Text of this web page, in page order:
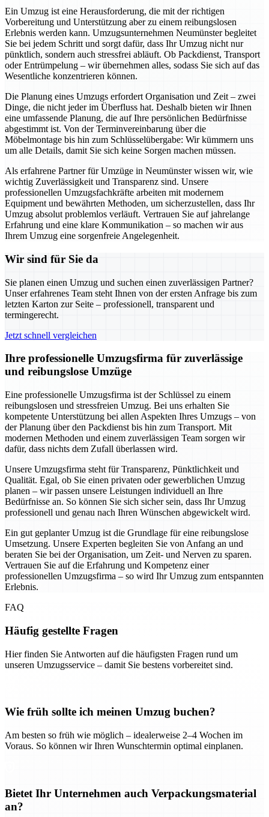
Ein Umzug ist eine Herausforderung, die mit der richtigen
Vorbereitung und Unterstützung aber zu einem reibungslosen
Erlebnis werden kann. Umzugsunternehmen Neumünster begleitet
Sie bei jedem Schritt und sorgt dafür, dass Ihr Umzug nicht nur
pünktlich, sondern auch stressfrei abläuft. Ob Packdienst, Transport
oder Entrümpelung – wir übernehmen alles, sodass Sie sich auf das
Wesentliche konzentrieren können.
Die Planung eines Umzugs erfordert Organisation und Zeit – zwei
Dinge, die nicht jeder im Überfluss hat. Deshalb bieten wir Ihnen
eine umfassende Planung, die auf Ihre persönlichen Bedürfnisse
abgestimmt ist. Von der Terminvereinbarung über die
Möbelmontage bis hin zum Schlüsselübergabe: Wir kümmern uns
um alle Details, damit Sie sich keine Sorgen machen müssen.
Als erfahrene Partner für Umzüge in Neumünster wissen wir, wie
wichtig Zuverlässigkeit und Transparenz sind. Unsere
professionellen Umzugsfachkräfte arbeiten mit modernem
Equipment und bewährten Methoden, um sicherzustellen, dass Ihr
Umzug absolut problemlos verläuft. Vertrauen Sie auf jahrelange
Erfahrung und eine klare Kommunikation – so machen wir aus
Ihrem Umzug eine sorgenfreie Angelegenheit.
Wir sind für Sie da
Sie planen einen Umzug und suchen einen zuverlässigen Partner?
Unser erfahrenes Team steht Ihnen von der ersten Anfrage bis zum
letzten Karton zur Seite – professionell, transparent und
termingerecht.
Jetzt schnell vergleichen
Ihre professionelle Umzugsfirma für zuverlässige
und reibungslose Umzüge
Eine professionelle Umzugsfirma ist der Schlüssel zu einem
reibungslosen und stressfreien Umzug. Bei uns erhalten Sie
kompetente Unterstützung bei allen Aspekten Ihres Umzugs – von
der Planung über den Packdienst bis hin zum Transport. Mit
modernen Methoden und einem zuverlässigen Team sorgen wir
dafür, dass nichts dem Zufall überlassen wird.
Unsere Umzugsfirma steht für Transparenz, Pünktlichkeit und
Qualität. Egal, ob Sie einen privaten oder gewerblichen Umzug
planen – wir passen unsere Leistungen individuell an Ihre
Bedürfnisse an. So können Sie sich sicher sein, dass Ihr Umzug
professionell und genau nach Ihren Wünschen abgewickelt wird.
Ein gut geplanter Umzug ist die Grundlage für eine reibungslose
Umsetzung. Unsere Experten begleiten Sie von Anfang an und
beraten Sie bei der Organisation, um Zeit- und Nerven zu sparen.
Vertrauen Sie auf die Erfahrung und Kompetenz einer
professionellen Umzugsfirma – so wird Ihr Umzug zum entspannten
Erlebnis.
FAQ
Häufig gestellte Fragen
Hier finden Sie Antworten auf die häufigsten Fragen rund um
unseren Umzugsservice – damit Sie bestens vorbereitet sind.
Wie früh sollte ich meinen Umzug buchen?
Am besten so früh wie möglich – idealerweise 2–4 Wochen im
Voraus. So können wir Ihren Wunschtermin optimal einplanen.
Bietet Ihr Unternehmen auch Verpackungsmaterial
an?